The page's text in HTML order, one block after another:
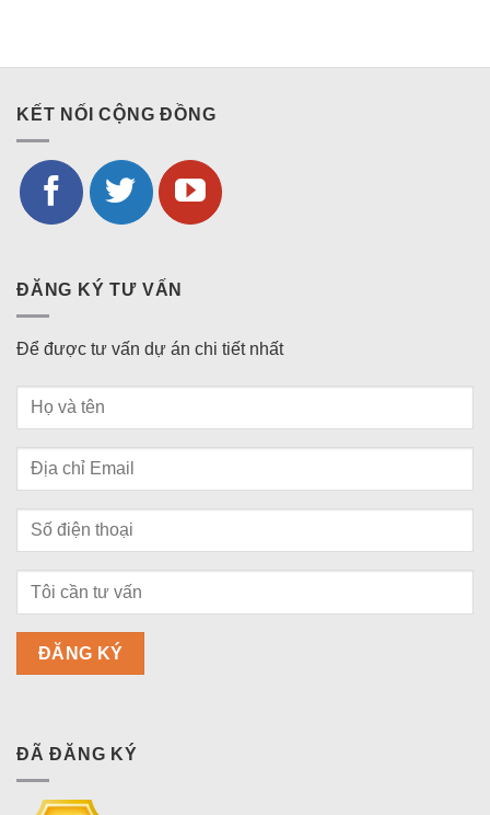
KẾT NỐI CỘNG ĐỒNG
ĐĂNG KÝ TƯ VẤN
Để được tư vấn dự án chi tiết nhất
ĐÃ ĐĂNG KÝ